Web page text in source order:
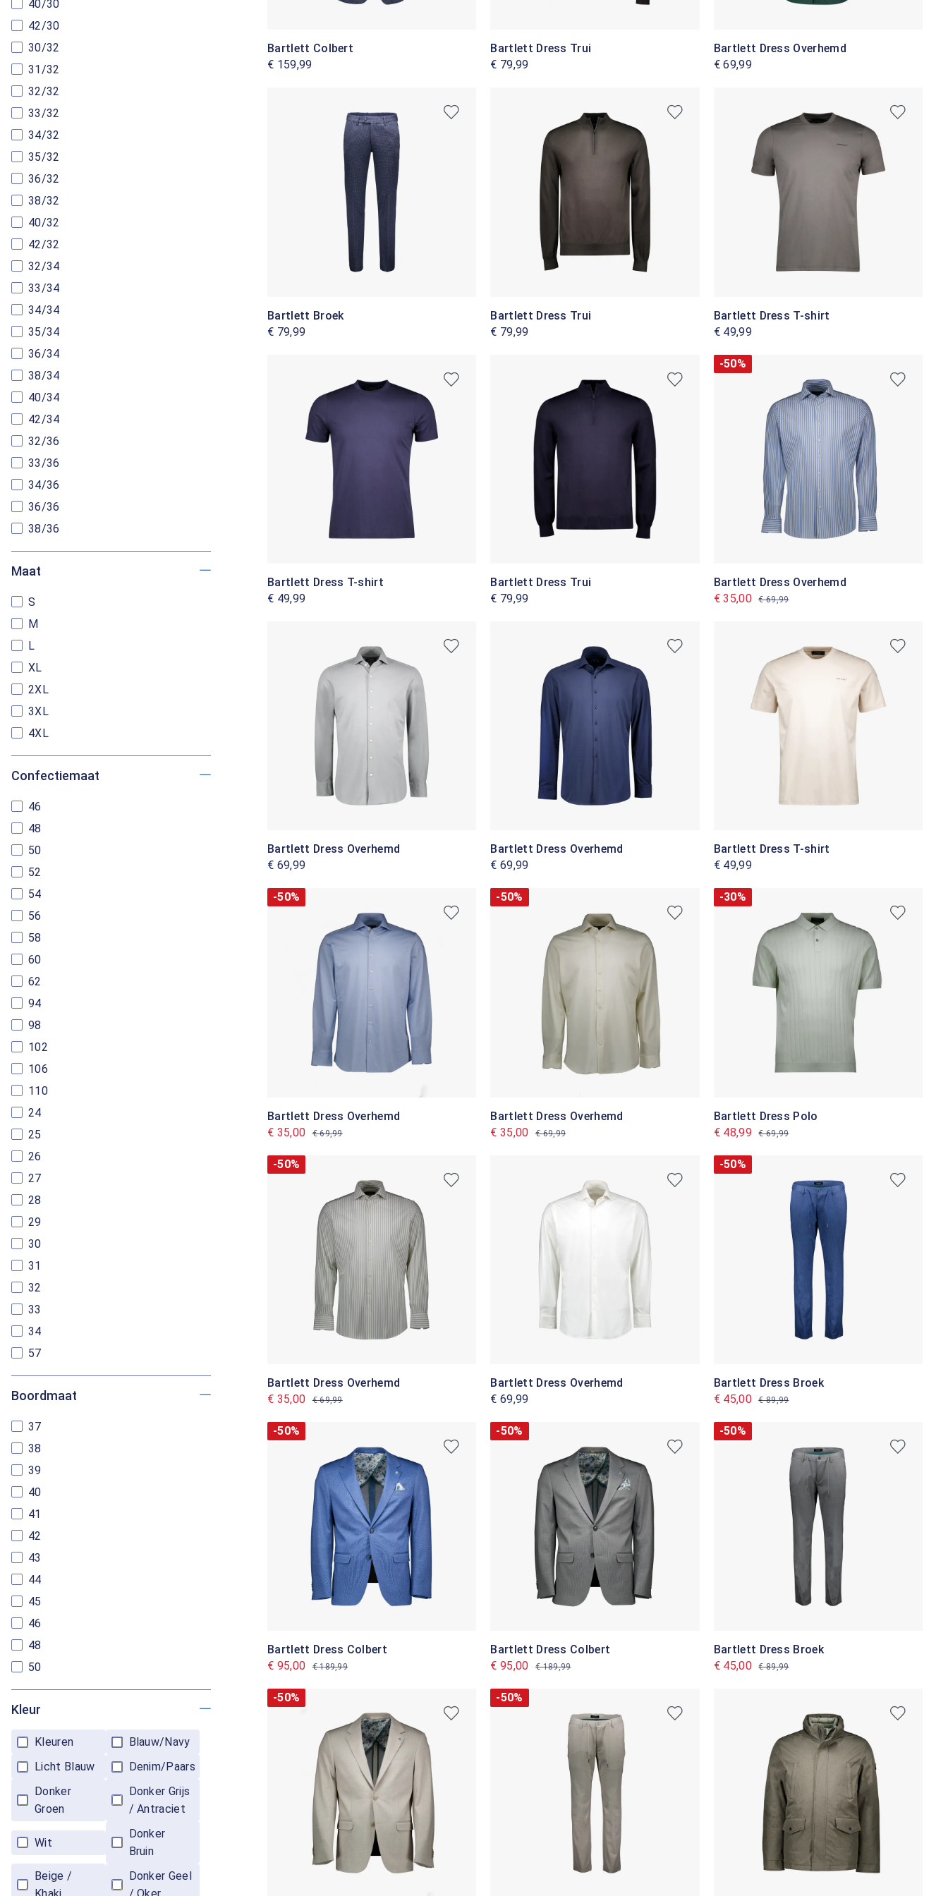
40/30
42/30
30/32
31/32
32/32
33/32
34/32
35/32
36/32
38/32
40/32
42/32
32/34
33/34
34/34
35/34
36/34
38/34
40/34
42/34
32/36
33/36
34/36
36/36
38/36
Maat
S
M
L
XL
2XL
3XL
4XL
Confectiemaat
46
48
50
52
54
56
58
60
62
94
98
102
106
110
24
25
26
27
28
29
30
31
32
33
34
57
Boordmaat
37
38
39
40
41
42
43
44
45
46
48
50
Kleur
Kleuren
Blauw/Navy
Licht Blauw
Denim/Paars
Donker
Groen
Donker Grijs
/ Antraciet
Wit
Donker
Bruin
Beige /
Donker Geel
Bartlett Colbert
€ 159,99
Bartlett Dress Trui
€ 79,99
Bartlett Dress Overhemd
€ 69,99
Bartlett Broek
€ 79,99
Bartlett Dress Trui
€ 79,99
Bartlett Dress T-shirt
€ 49,99
Bartlett Dress T-shirt
€ 49,99
Bartlett Dress Trui
€ 79,99
-50%
Bartlett Dress Overhemd
€ 35,00
€ 69,99
Bartlett Dress Overhemd
€ 69,99
Bartlett Dress Overhemd
€ 69,99
Bartlett Dress T-shirt
€ 49,99
-50%
Bartlett Dress Overhemd
€ 35,00
€ 69,99
-50%
Bartlett Dress Overhemd
€ 35,00
€ 69,99
-30%
Bartlett Dress Polo
€ 48,99
€ 69,99
-50%
Bartlett Dress Overhemd
€ 35,00
€ 69,99
Bartlett Dress Overhemd
€ 69,99
-50%
Bartlett Dress Broek
€ 45,00
€ 89,99
-50%
Bartlett Dress Colbert
€ 95,00
€ 189,99
-50%
Bartlett Dress Colbert
€ 95,00
€ 189,99
-50%
Bartlett Dress Broek
€ 45,00
€ 89,99
-50% -50%